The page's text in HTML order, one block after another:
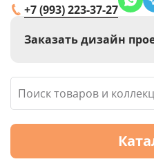
+7 (993) 223-37-27
Заказать дизайн